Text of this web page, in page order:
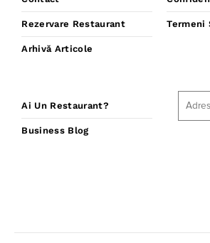
Rezervare Restaurant
Arhivă Articole
Termeni
Ai Un Restaurant?
Business Blog